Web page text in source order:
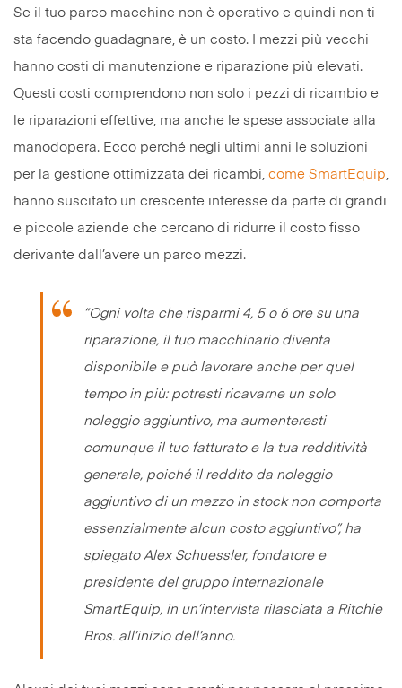
Se il tuo parco macchine non è operativo e quindi non ti
sta facendo guadagnare, è un costo. I mezzi più vecchi
hanno costi di manutenzione e riparazione più elevati.
Questi costi comprendono non solo i pezzi di ricambio e
le riparazioni effettive, ma anche le spese associate alla
manodopera. Ecco perché negli ultimi anni le soluzioni
per la gestione ottimizzata dei ricambi, come SmartEquip,
hanno suscitato un crescente interesse da parte di grandi
e piccole aziende che cercano di ridurre il costo fisso
derivante dall’avere un parco mezzi.
“Ogni volta che risparmi 4, 5 o 6 ore su una
riparazione, il tuo macchinario diventa
disponibile e può lavorare anche per quel
tempo in più: potresti ricavarne un solo
noleggio aggiuntivo, ma aumenteresti
comunque il tuo fatturato e la tua redditività
generale, poiché il reddito da noleggio
aggiuntivo di un mezzo in stock non comporta
essenzialmente alcun costo aggiuntivo”, ha
spiegato Alex Schuessler, fondatore e
presidente del gruppo internazionale
SmartEquip, in un’intervista rilasciata a Ritchie
Bros. all’inizio dell’anno.